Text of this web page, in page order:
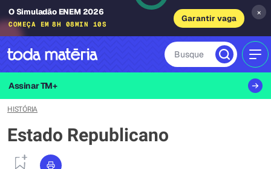
O Simuladão ENEM 2026
COMEÇA EM 8H 08MIN 09S
Garantir vaga
×
Busque
Assinar TM+
HISTÓRIA
Estado Republicano